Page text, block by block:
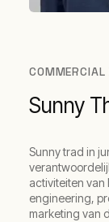
Sunny
Sunny trad in
activiteiten van
engineering,
marketing van